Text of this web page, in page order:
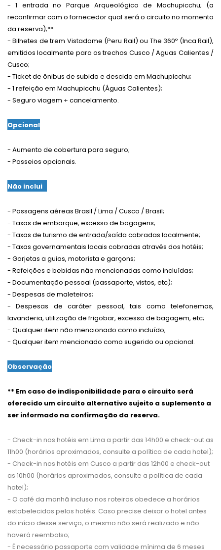
- 1 entrada no Parque Arqueológico de Machupicchu; (a
reconfirmar com o fornecedor qual será o circuito no momento
da reserva);**
- Bilhetes de trem Vistadome (Peru Rail) ou The 360º (Inca Rail),
emitidos localmente para os trechos Cusco / Aguas Calientes /
Cusco;
- Ticket de ônibus de subida e descida em Machupicchu;
- 1 refeição em Machupicchu (Águas Calientes);
- Seguro viagem + cancelamento.
Opcional
- Aumento de cobertura para seguro;
- Passeios opcionais.
Não inclui
- Passagens aéreas Brasil / Lima / Cusco / Brasil;
- Taxas de embarque, excesso de bagagens;
- Taxas de turismo de entrada/saída cobradas localmente;
- Taxas governamentais locais cobradas através dos hotéis;
- Gorjetas a guias, motorista e garçons;
- Refeições e bebidas não mencionadas como incluídas;
- Documentação pessoal (passaporte, vistos, etc);
- Despesas de maleteiros;
- Despesas de caráter pessoal, tais como telefonemas,
lavanderia, utilização de frigobar, excesso de bagagem, etc;
- Qualquer item não mencionado como incluído;
- Qualquer item mencionado como sugerido ou opcional.
Observação
** Em caso de indisponibilidade para o circuito será
oferecido um circuito alternativo sujeito a suplemento a
ser informado na confirmação da reserva.
- Check-in nos hotéis em Lima a partir das 14h00 e check-out as
11h00 (horários aproximados, consulte a política de cada hotel);
- Check-in nos hotéis em Cusco a partir das 12h00 e check-out
as 10h00 (horários aproximados, consulte a política de cada
hotel);
- O café da manhã incluso nos roteiros obedece a horários
estabelecidos pelos hotéis. Caso precise deixar o hotel antes
do início desse serviço, o mesmo não será realizado e não
haverá reembolso;
- É necessário passaporte com validade mínima de 6 meses